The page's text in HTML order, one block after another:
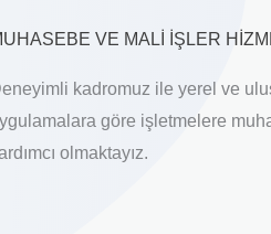
VE MALİ İŞLER
kadromuz ile yerel ve
göre işletmelere
olmaktayız.